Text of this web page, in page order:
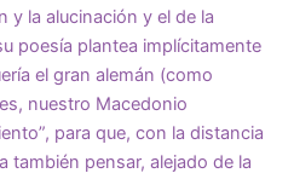
y la alucinación y el de la
poesía plantea implícitamente
el gran alemán (como
nuestro Macedonio
para que, con la distancia
también pensar, alejado de la